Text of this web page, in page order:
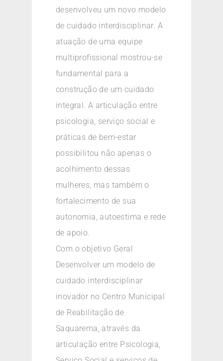
desenvolveu um novo modelo
de cuidado interdisciplinar. A
atuação de uma equipe
multiprofissional mostrou-se
fundamental para a
construção de um cuidado
integral. A articulação entre
psicologia, serviço social e
práticas de bem-estar
possibilitou não apenas o
acolhimento dessas
mulheres, mas também o
fortalecimento de sua
autonomia, autoestima e rede
de apoio.
Com o objetivo Geral
Desenvolver um modelo de
cuidado interdisciplinar
inovador no Centro Municipal
de Reabilitação de
Saquarema, através da
articulação entre Psicologia,